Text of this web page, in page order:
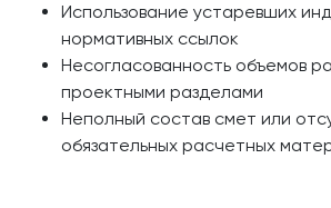
Использование устаревших
нормативных ссылок
Несогласованность объемов
проектными разделами
Неполный состав смет или
обязательных расчетных